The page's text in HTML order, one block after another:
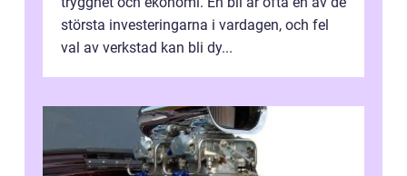
största investeringarna i vardagen, och fel
val av verkstad kan bli dy...